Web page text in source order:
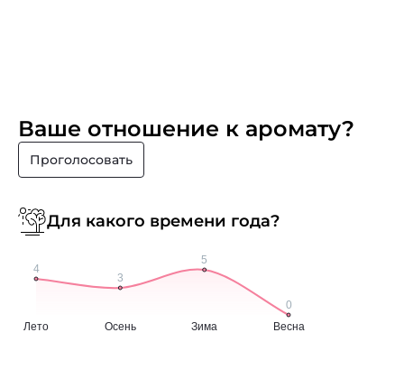
Ваше отношение к аромату?
Проголосовать
Для какого времени года?